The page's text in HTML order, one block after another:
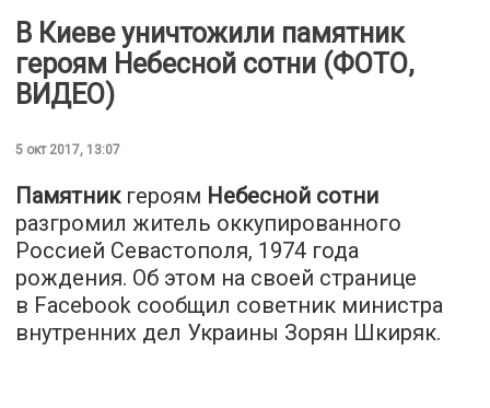
В Киеве уничтожили памятник
героям Небесной сотни (ФОТО,
ВИДЕО)
5 окт 2017, 13:07
Памятникгероям Небесной сотни
разгромил житель оккупированного
Россией Севастополя, 1974 года
рождения. Об этом на своей странице
в Facebook сообщил советник министра
внутренних дел Украины Зорян Шкиряк.